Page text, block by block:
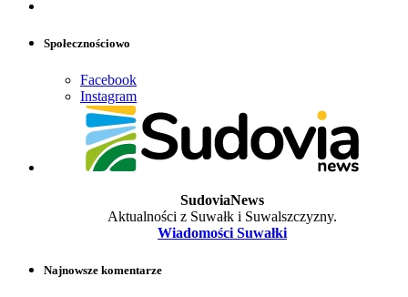
Społecznościowo
Facebook
Instagram
SudoviaNews
Aktualności z Suwałk i Suwalszczyzny.
Wiadomości Suwałki
Najnowsze komentarze